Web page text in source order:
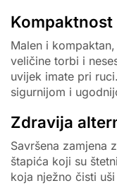
Malen i
veličine torbi i
uvijek imate pri
sigurnijom i
Zdravija
Savršena zamjena
štapića koji su
koja nježno čisti